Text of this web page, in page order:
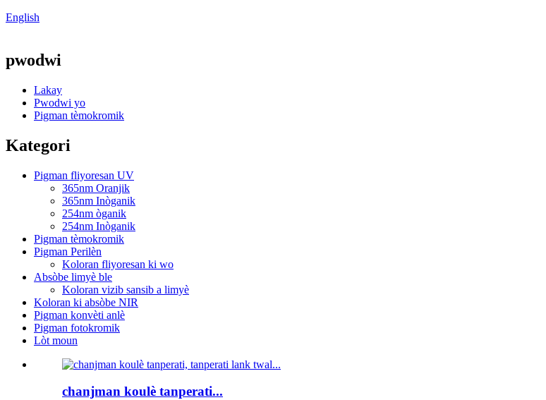
English
pwodwi
Lakay
Pwodwi yo
Pigman tèmokromik
Kategori
Pigman fliyoresan UV
365nm Oranjik
365nm Inòganik
254nm òganik
254nm Inòganik
Pigman tèmokromik
Pigman Perilèn
Koloran fliyoresan ki wo
Absòbe limyè ble
Koloran vizib sansib a limyè
Koloran ki absòbe NIR
Pigman konvèti anlè
Pigman fotokromik
Lòt moun
chanjman koulè tanperati...